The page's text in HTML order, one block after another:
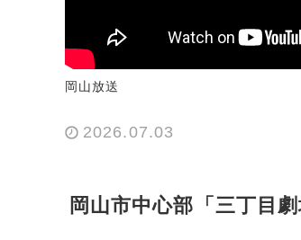
岡山放送
2026.07.03
岡山市中心部「三丁目